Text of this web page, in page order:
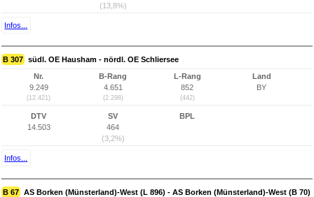
(13,8%)
Infos...
B 307 südl. OE Hausham - nördl. OE Schliersee
Nr.
9.249
(12.421)
B-Rang
4.651
(2.298)
L-Rang
852
(442)
Land
BY
DTV
14.503
SV
464
(3,2%)
BPL
Infos...
B 67 AS Borken (Münsterland)-West (L 896) - AS Borken (Münsterland)-West (B 70)